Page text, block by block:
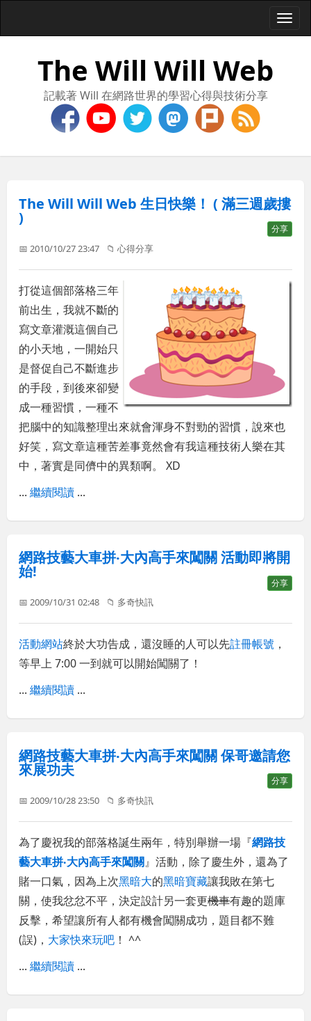
The Will Will Web
記載著 Will 在網路世界的學習心得與技術分享
The Will Will Web 生日快樂！ ( 滿三週歲摟
)
分享
📅 2010/10/27 23:47 📁心得分享
打從這個部落格三年
前出生，我就不斷的
寫文章灌溉這個自己
的小天地，一開始只
是督促自己不斷進步
的手段，到後來卻變
成一種習慣，一種不
把腦中的知識整理出來就會渾身不對勁的習慣，說來也
好笑，寫文章這種苦差事竟然會有我這種技術人樂在其
中，著實是同儕中的異類啊。 XD
...繼續閱讀 ...
網路技藝大車拼‧大內高手來闖關 活動即將開
始!
分享
📅 2009/10/31 02:48 📁 多奇快訊
活動網站終於大功告成，還沒睡的人可以先註冊帳號 ，
等早上 7:00 一到就可以開始闖關了！
...繼續閱讀 ...
網路技藝大車拼‧大內高手來闖關 保哥邀請您
來展功夫
分享
📅 2009/10/28 23:50 📁 多奇快訊
為了慶祝我的部落格誕生兩年，特別舉辦一場『網路技
藝大車拼‧大內高手來闖關』活動，除了慶生外，還為了
賭一口氣，因為上次黑暗大的黑暗寶藏讓我敗在第七
關，使我忿忿不平，決定設計另一套更機車有趣的題庫
反擊，希望讓所有人都有機會闖關成功，題目都不難
(誤)， 大家快來玩吧 ！ ^^
...繼續閱讀 ...